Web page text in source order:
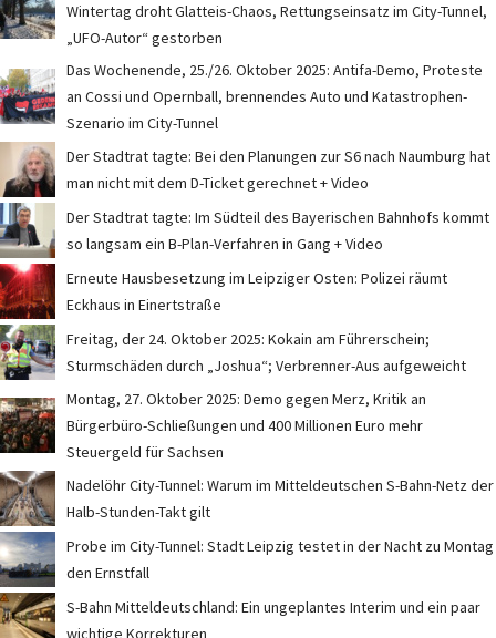
Wintertag droht Glatteis-Chaos, Rettungseinsatz im City-Tunnel,
„UFO-Autor“ gestorben
Das Wochenende, 25./26. Oktober 2025: Antifa-Demo, Proteste
an Cossi und Opernball, brennendes Auto und Katastrophen-
Szenario im City-Tunnel
Der Stadtrat tagte: Bei den Planungen zur S6 nach Naumburg hat
man nicht mit dem D-Ticket gerechnet + Video
Der Stadtrat tagte: Im Südteil des Bayerischen Bahnhofs kommt
so langsam ein B-Plan-Verfahren in Gang + Video
Erneute Hausbesetzung im Leipziger Osten: Polizei räumt
Eckhaus in Einertstraße
Freitag, der 24. Oktober 2025: Kokain am Führerschein;
Sturmschäden durch „Joshua“; Verbrenner-Aus aufgeweicht
Montag, 27. Oktober 2025: Demo gegen Merz, Kritik an
Bürgerbüro-Schließungen und 400 Millionen Euro mehr
Steuergeld für Sachsen
Nadelöhr City-Tunnel: Warum im Mitteldeutschen S-Bahn-Netz der
Halb-Stunden-Takt gilt
Probe im City-Tunnel: Stadt Leipzig testet in der Nacht zu Montag
den Ernstfall
S-Bahn Mitteldeutschland: Ein ungeplantes Interim und ein paar
wichtige Korrekturen